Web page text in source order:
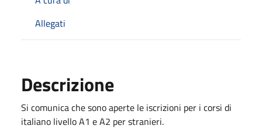
Allegati
Descrizione
Si comunica che sono aperte le iscrizioni per i corsi di
italiano livello A1 e A2 per stranieri.